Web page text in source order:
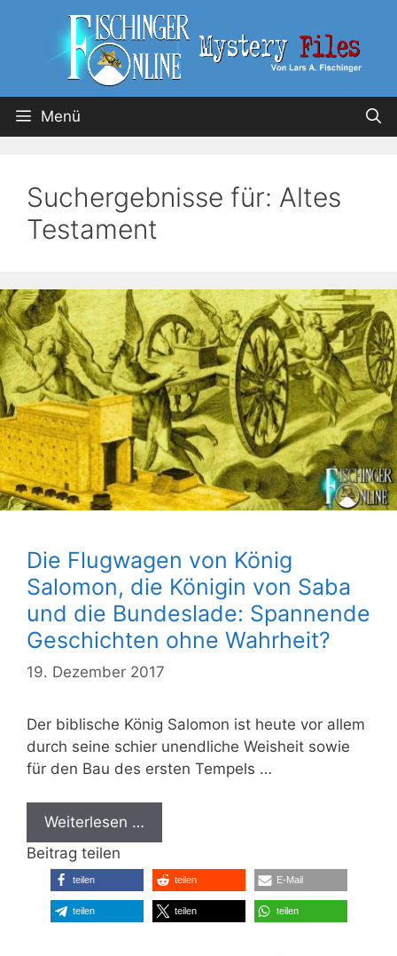
Menü
Suchergebnisse für: Altes
Testament
Die Flugwagen von König
Salomon, die Königin von Saba
und die Bundeslade: Spannende
Geschichten ohne Wahrheit?
19. Dezember 2017
Der biblische König Salomon ist heute vor allem
durch seine schier unendliche Weisheit sowie
für den Bau des ersten Tempels …
Weiterlesen …
Beitrag teilen
teilen teilen E-Mail
teilen teilen teilen